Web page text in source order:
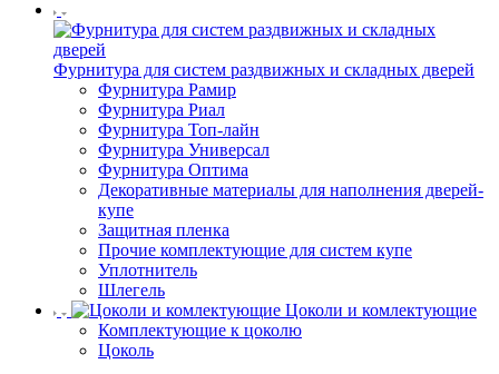
Фурнитура для систем раздвижных и складных дверей
Фурнитура Рамир
Фурнитура Риал
Фурнитура Топ-лайн
Фурнитура Универсал
Фурнитура Оптима
Декоративные материалы для наполнения дверей-
купе
Защитная пленка
Прочие комплектующие для систем купе
Уплотнитель
Шлегель
Цоколи и комлектующие
Комплектующие к цоколю
Цоколь